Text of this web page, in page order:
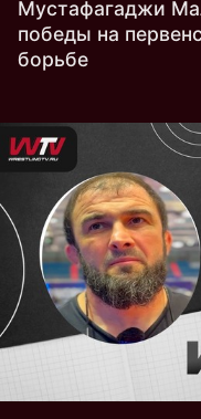
Мустафагаджи
победы на
борьбе